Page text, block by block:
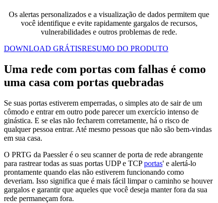
Os alertas personalizados e a visualização de dados permitem que
você identifique e evite rapidamente gargalos de recursos,
vulnerabilidades e outros problemas de rede.
DOWNLOAD GRÁTISRESUMO DO PRODUTO
Uma rede com portas com falhas é como
uma casa com portas quebradas
Se suas portas estiverem emperradas, o simples ato de sair de um
cômodo e entrar em outro pode parecer um exercício intenso de
ginástica. E se elas não fecharem corretamente, há o risco de
qualquer pessoa entrar. Até mesmo pessoas que não são bem-vindas
em sua casa.
O PRTG da Paessler é o seu scanner de porta de rede abrangente
para rastrear todas as suas portas UDP e TCPportas' e alertá-lo
prontamente quando elas não estiverem funcionando como
deveriam. Isso significa que é mais fácil limpar o caminho se houver
gargalos e garantir que aqueles que você deseja manter fora da sua
rede permaneçam fora.